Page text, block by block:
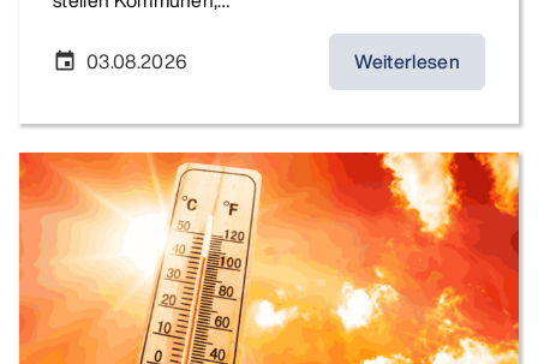
event 03.08.2026 Weiterlesen